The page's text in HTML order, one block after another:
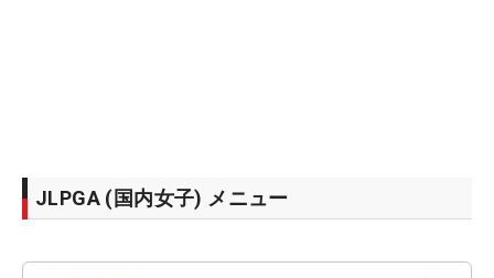
JLPGA (国内女子) メニュー